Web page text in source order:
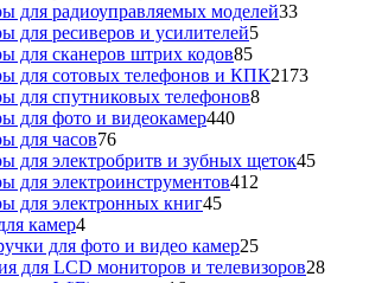
товара
для радиоуправляемых моделей3333
для ресиверов и усилителей55
для сканеров штрих кодов8585
товаров
для сотовых телефонов и КПК21732173
для спутниковых телефонов88
для фото и видеокамер440440
для часов7676
товаров
для электробритв и зубных щеток4545
для электроинструментов412
для электронных книг4545
камер44
товара
для фото и видео камер2525
товаров
для LCD мониторов и телевизоров2828